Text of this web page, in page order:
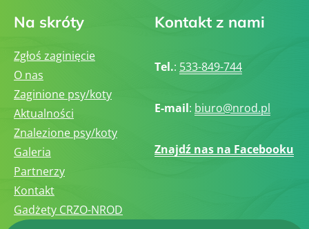
Na skróty
Zgłoś zaginięcie
O nas
Zaginione psy/koty
Aktualności
Znalezione psy/koty
Galeria
Partnerzy
Kontakt
Gadżety CRZO-NROD
Kontakt z nami
Tel.: 533-849-744
E-mail: biuro@nrod.pl
Znajdź nas na Facebooku